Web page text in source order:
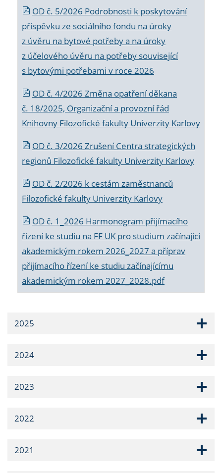
OD č. 5/2026 Podrobnosti k poskytování
příspěvku ze sociálního fondu na úroky
z úvěru na bytové potřeby a na úroky
z účelového úvěru na potřeby související
s bytovými potřebami v roce 2026
OD č. 4/2026 Změna opatření děkana
č. 18/2025, Organizační a provozní řád
Knihovny Filozofické fakulty Univerzity Karlovy
OD č. 3/2026 Zrušení Centra strategických
regionů Filozofické fakulty Univerzity Karlovy
OD č. 2/2026 k cestám zaměstnanců
Filozofické fakulty Univerzity Karlovy
OD č. 1_2026 Harmonogram přijímacího
řízení ke studiu na FF UK pro studium začínající
akademickým rokem 2026_2027 a příprav
přijímacího řízení ke studiu začínajícímu
akademickým rokem 2027_2028.pdf
2025
2024
2023
2022
2021